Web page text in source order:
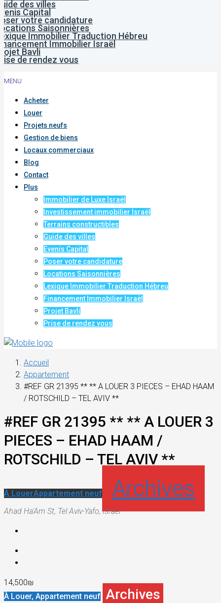
des villes
Capital
votre candidature
Saisonnières
Immobilier Traduction Hébreu
Immobilier Israël
Bavli
de rendez vous
MENU
Acheter
Louer
Projets neufs
Gestion de biens
Locaux commerciaux
Blog
Contact
Plus
Immobilier de Luxe Israël
Investissement immobilier Israël
Terrains constructibles
Guide des villes
Evenis Capital
Poser votre candidature
Locations Saisonnières
Lexique Immobilier Traduction Hébreu
Financement Immobilier Israël
Projet Bavli
Prise de rendez vous
Accueil
Appartement
#REF GR 21395 ** ** A LOUER 3 PIECES – EHAD HAAM
/ ROTSCHILD – TEL AVIV **
#REF GR 21395 ** ** A LOUER 3
PIECES – EHAD HAAM /
ROTSCHILD – TEL AVIV **
À LouerAppartement neuf Archives
Ahad Ha'Am St, Tel Aviv-Yafo, Israel
14,500₪
À Louer, Appartement neuf Archives